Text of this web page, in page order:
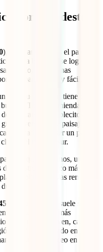
por el sudeste
, que para Toni es el país
y una buena base logística
con buenas
este país sea muy fácil.
país que también tiene de
Toni recomienda
acercarse a pueblecitos
diversidad de paisajes,
y variada, y al ser un país
del norte al sur.
del que hablamos, un país
de logística un poco más
solitarias, islas remotas
un país que no suele ser de
El país más
y chinos conviven, cada
Muy avanzado en
jungla y buceo en